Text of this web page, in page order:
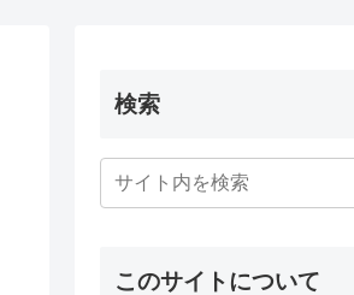
検索
このサイトについて